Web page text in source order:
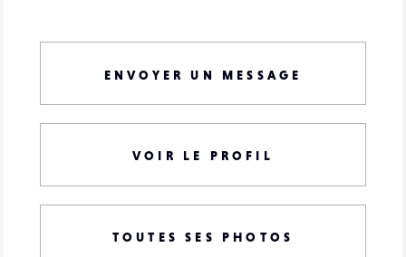
ENVOYER UN MESSAGE
VOIR LE PROFIL
TOUTES SES PHOTOS